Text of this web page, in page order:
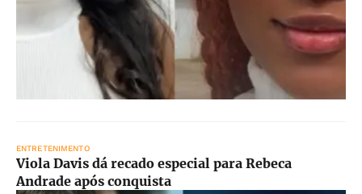
ENTRETENIMENTO
Viola Davis dá recado especial para Rebeca
Andrade após conquista